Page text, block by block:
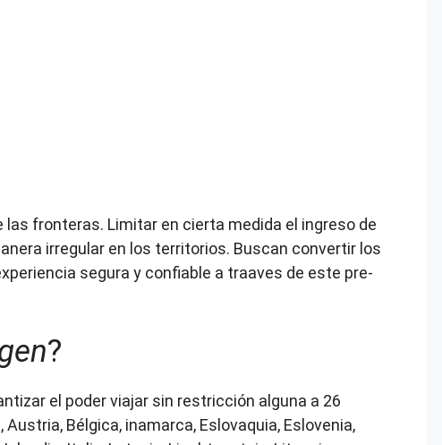
fronteras. Limitar en cierta medida el ingreso de
irregular en los territorios. Buscan convertir los
segura y confiable a traaves de este pre-
?
el poder viajar sin restricción alguna a 26
Bélgica, inamarca, Eslovaquia, Eslovenia,